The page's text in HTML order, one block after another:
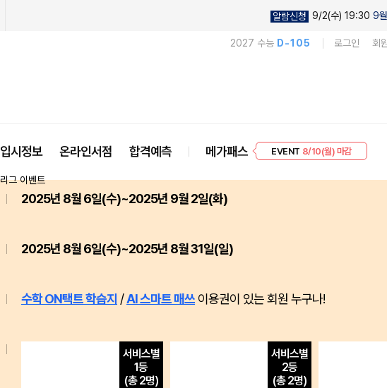
알람신청 9/2(수) 19:30 9
2027 수능 D-105 로그인 회
입시정보 온라인서점 합격예측 메가패스
EVENT 8/10(월) 마감
2025년 8월 6일(수)~2025년 9월 2일(화)
2025년 8월 6일(수)~2025년 8월 31일(일)
수학 ON택트 학습지 /AI 스마트 매쓰 이용권이 있는 회원 누구나!
서비스별
1등
(총 2명)
서비스별
2등
(총 2명)